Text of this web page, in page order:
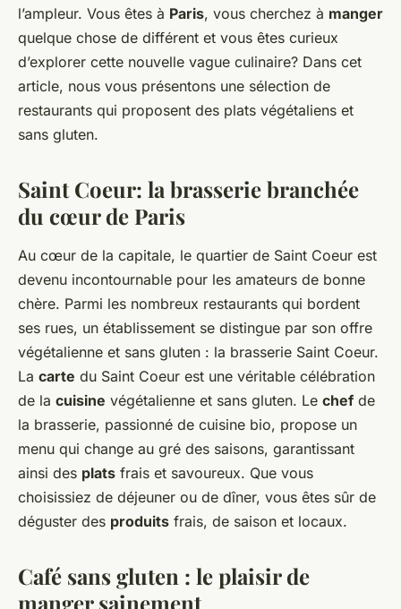
l’ampleur. Vous êtes à Paris, vous cherchez à manger
quelque chose de différent et vous êtes curieux
d’explorer cette nouvelle vague culinaire? Dans cet
article, nous vous présentons une sélection de
restaurants qui proposent des plats végétaliens et
sans gluten.
Saint Coeur: la brasserie branchée
du cœur de Paris
Au cœur de la capitale, le quartier de Saint Coeur est
devenu incontournable pour les amateurs de bonne
chère. Parmi les nombreux restaurants qui bordent
ses rues, un établissement se distingue par son offre
végétalienne et sans gluten : la brasserie Saint Coeur.
La carte du Saint Coeur est une véritable célébration
de la cuisine végétalienne et sans gluten. Le chef de
la brasserie, passionné de cuisine bio, propose un
menu qui change au gré des saisons, garantissant
ainsi des plats frais et savoureux. Que vous
choisissiez de déjeuner ou de dîner, vous êtes sûr de
déguster des produits frais, de saison et locaux.
Café sans gluten : le plaisir de
manger sainement